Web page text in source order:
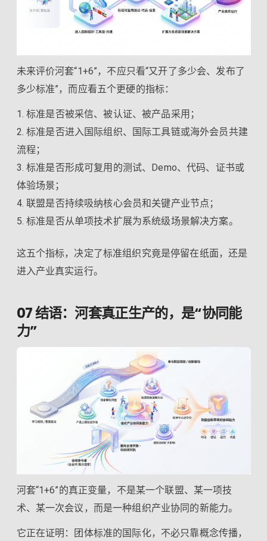
未来评价河套“1+6”，不应只看“又开了多少会、发布了
多少标准”，而应看五个更硬的指标：
标准是否被采信、被认证、被产品采用；
标准是否进入国际组织、国际工具链或海外会员共建
流程；
标准是否形成可复用的测试、Demo、代码、证书或
体验场景；
联盟是否持续吸纳核心会员和关键产业节点；
标准是否从单项技术扩展为系统级场景解决方案。
这五个指标，决定了标准组织究竟是停留在纸面，还是
进入产业真实运行。
07 结语：河套真正生产的，是“协同能
力”
河套“1+6”的真正变量，不是某一个联盟、某一项技
术、某一次会议，而是一种组织产业协同的新能力。
它正在证明：团体标准的国际化，不必只靠概念传播，